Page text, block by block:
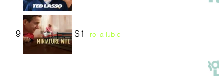
9 S1 lire la lubie